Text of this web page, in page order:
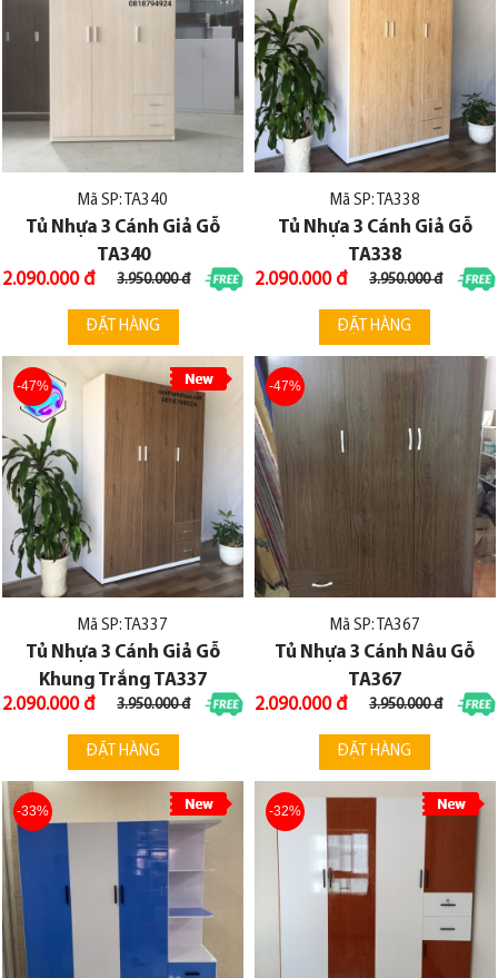
Mã SP: TA340
Tủ Nhựa 3 Cánh Giả Gỗ
TA340
2.090.000 đ
3.950.000 đ
ĐẶT HÀNG
Mã SP: TA338
Tủ Nhựa 3 Cánh Giả Gỗ
TA338
2.090.000 đ
3.950.000 đ
ĐẶT HÀNG
Mã SP: TA337
Tủ Nhựa 3 Cánh Giả Gỗ
Khung Trắng TA337
2.090.000 đ
3.950.000 đ
-47%
ĐẶT HÀNG
Mã SP: TA367
Tủ Nhựa 3 Cánh Nâu Gỗ
TA367
2.090.000 đ
3.950.000 đ
-47%
ĐẶT HÀNG
-33% -32%